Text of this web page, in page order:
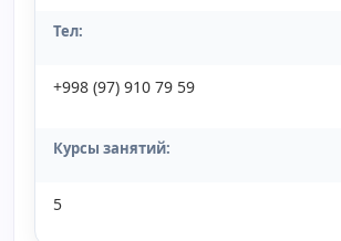
Тел:
+998 (97) 910 79 59
Курсы занятий:
5